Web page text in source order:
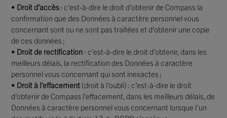
• Droit d’accès: c’est-à-dire le droit d’obtenir de Compass la
confirmation que des Données à caractère personnel vous
concernant sont ou ne sont pas traitées et d’obtenir une copie
de ces données ;
• Droit de rectification : c’est-à-dire le droit d’obtenir, dans les
meilleurs délais, la rectification des Données à caractère
personnel vous concernant qui sont inexactes ;
• Droit à l’effacement (droit à l’oubli) : c’est-à-dire le droit
d’obtenir de Compass l’effacement, dans les meilleurs délais, de
Données à caractère personnel vous concernant lorsque l’un